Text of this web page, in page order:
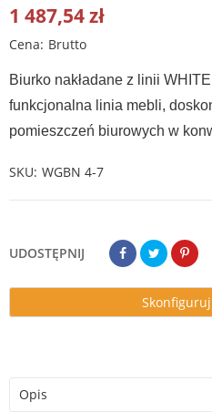
1 487,54 zł
Cena Brutto
Biurko nakładane z linii
funkcjonalna linia mebli,
pomieszczeń biurowych w
SKU WGBN 4-7
UDOSTĘPNIJ
Opis